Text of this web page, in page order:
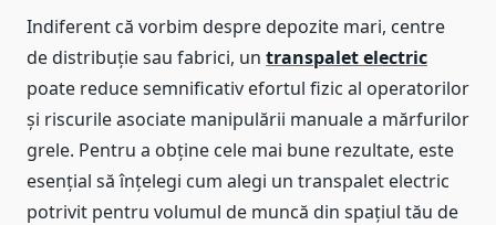
Indiferent că vorbim despre depozite mari, centre
de distribuție sau fabrici, un transpalet electric
poate reduce semnificativ efortul fizic al operatorilor
și riscurile asociate manipulării manuale a mărfurilor
grele. Pentru a obține cele mai bune rezultate, este
esențial să înțelegi cum alegi un transpalet electric
potrivit pentru volumul de muncă din spațiul tău de